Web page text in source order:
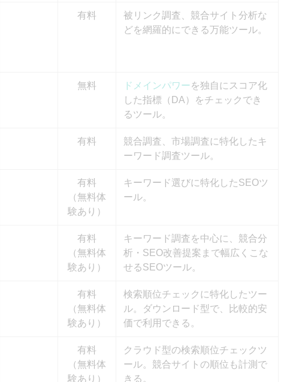
有料
被リンク調査、競合サイト分析な
どを網羅的にできる万能ツール。
無料 ドメインパワーを独自にスコア化
した指標（DA）をチェックでき
るツール。
有料
競合調査、市場調査に特化したキ
ーワード調査ツール。
有料
（無料体
験あり）
キーワード選びに特化したSEOツ
ール。
有料
（無料体
験あり）
キーワード調査を中心に、競合分
析・SEO改善提案まで幅広くこな
せるSEOツール。
有料
（無料体
験あり）
検索順位チェックに特化したツー
ル。ダウンロード型で、比較的安
価で利用できる。
有料
（無料体
験あり）
クラウド型の検索順位チェックツ
ール。競合サイトの順位も計測で
きる。